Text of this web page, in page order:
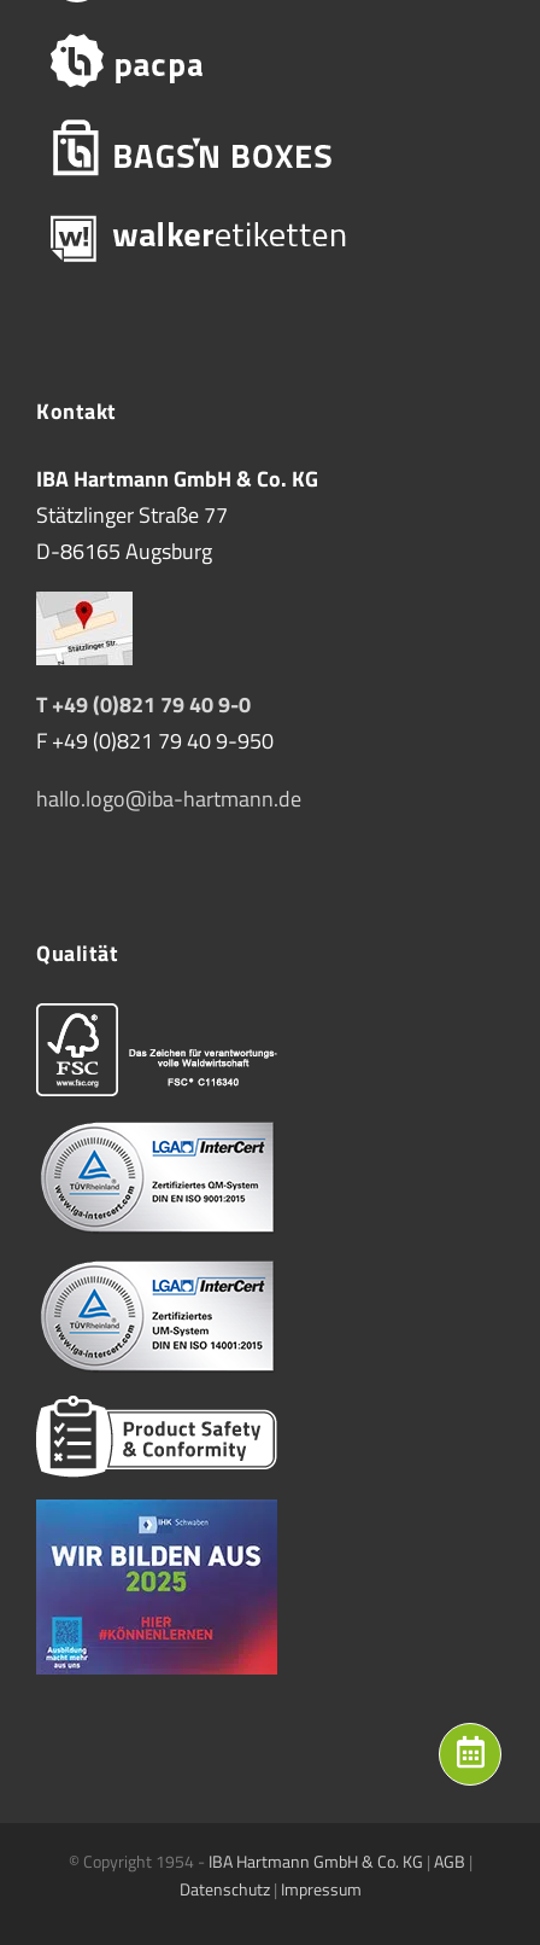
Kontakt
IBA Hartmann GmbH & Co. KG
Stätzlinger Straße 77
D-86165 Augsburg
T +49 (0)821 79 40 9-0
F +49 (0)821 79 40 9-950
hallo.logo@iba-hartmann.de
Qualität
© Copyright 1954 - IBA Hartmann GmbH & Co. KG |AGB |
Datenschutz| Impressum